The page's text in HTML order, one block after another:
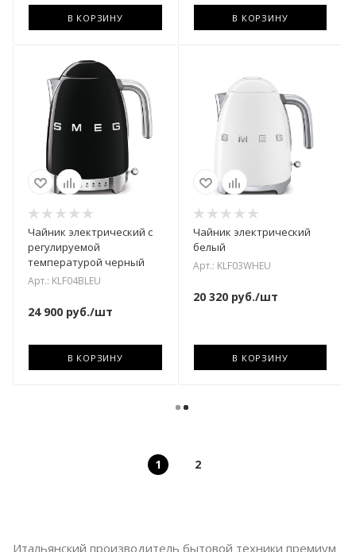
В КОРЗИНУ В КОРЗИНУ
Чайник электрический с
регулируемой
температурой черный
Арт.: KLF04BLEU
24 900 руб./шт
В КОРЗИНУ
Чайник электрический
белый
Арт.: KLF03WHEU
20 320руб./шт
В КОРЗИНУ
1 2
Итальянский производитель бытовой техники премиум